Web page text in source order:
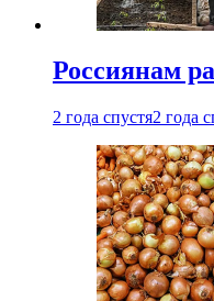
Россиянам
2 года спустя2 года